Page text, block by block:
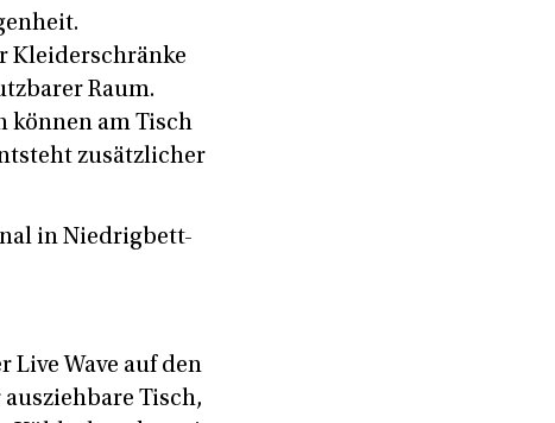
Kleiderschränke
Raum.
können am Tisch
zusätzlicher
in Niedrigbett-
Live Wave auf den
Tisch,